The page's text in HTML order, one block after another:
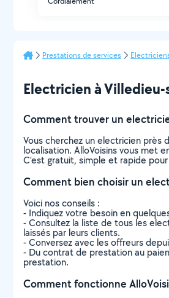
Prestations de services
Electricien à
Comment trouver un
Vous cherchez un electricien
localisation. AlloVoisins vous met
C’est gratuit, simple et rapide
Comment bien choisir un
Voici nos conseils :
- Indiquez votre besoin en
- Consultez la liste de tous les
laissés par leurs clients.
- Conversez avec les offreurs
- Du contrat de prestation au
prestation.
Comment fonctionne